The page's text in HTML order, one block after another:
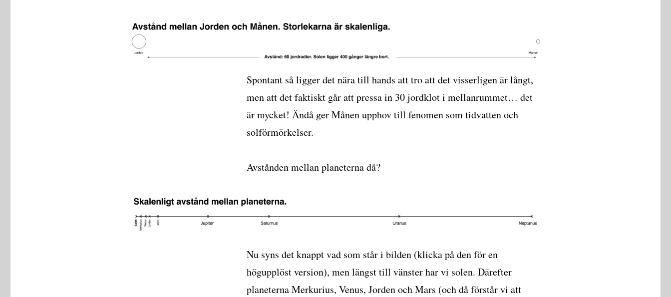
Spontant så ligger det nära till hands att tro att det visserligen är långt,
men att det faktiskt går att pressa in 30 jordklot i mellanrummet… det
är mycket! Ändå ger Månen upphov till fenomen som tidvatten och
solförmörkelser.
Avstånden mellan planeterna då?
Nu syns det knappt vad som står i bilden (klicka på den för en
högupplöst version), men längst till vänster har vi solen. Därefter
planeterna Merkurius, Venus, Jorden och Mars (och då förstår vi att